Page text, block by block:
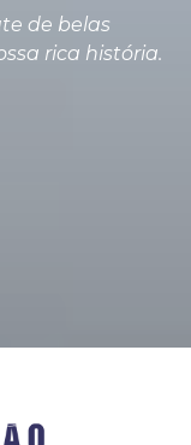
de belas
rica história.